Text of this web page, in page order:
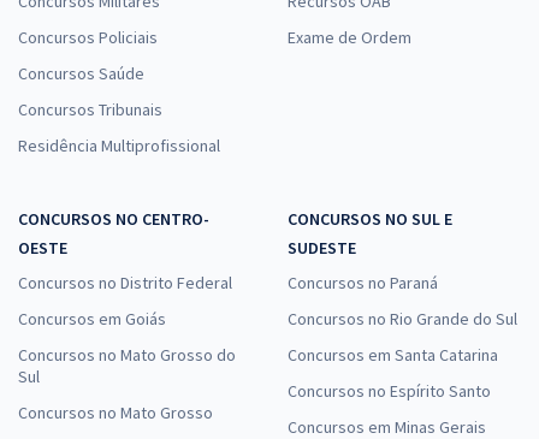
Concursos Policiais
Concursos Saúde
Concursos Tribunais
Residência Multiprofissional
Exame de Ordem
CONCURSOS NO CENTRO-
OESTE
Concursos no Distrito Federal
Concursos em Goiás
Concursos no Mato Grosso do
Sul
Concursos no Mato Grosso
CONCURSOS NO SUL E
SUDESTE
Concursos no Paraná
Concursos no Rio Grande do Sul
Concursos em Santa Catarina
Concursos no Espírito Santo
Concursos em Minas Gerais